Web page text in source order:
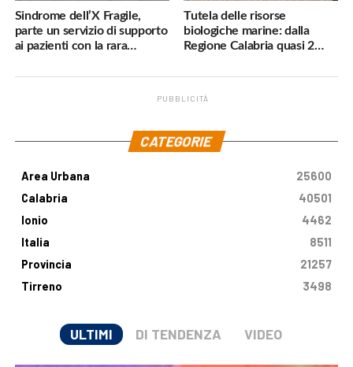
Sindrome dell’X Fragile,
parte un servizio di supporto
ai pazienti con la rara
Tutela delle risorse
biologiche marine: dalla
Regione Calabria quasi 2
PUBBLICITÀ
CATEGORIE
Area Urbana
25600
Calabria
40501
Ionio
4462
Italia
8511
Provincia
21257
Tirreno
3498
ULTIMI DI TENDENZA VIDEO